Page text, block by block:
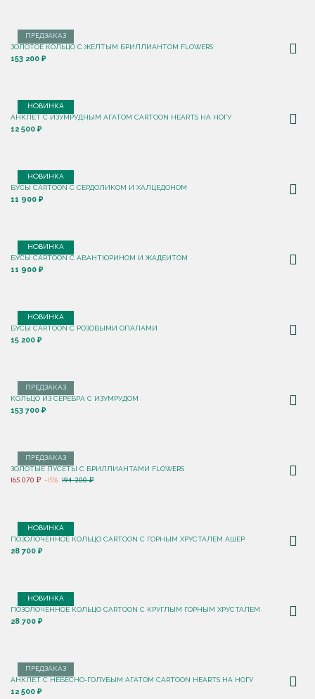
ПРЕДЗАКАЗ
ЗОЛОТОЕ КОЛЬЦО С ЖЕЛТЫМ БРИЛЛИАНТОМ FLOWERS
153 200 ₽
НОВИНКА
АНКЛЕТ С ИЗУМРУДНЫМ АГАТОМ CARTOON HEARTS НА НОГУ
12 500 ₽
НОВИНКА
БУСЫ CARTOON С СЕРДОЛИКОМ И ХАЛЦЕДОНОМ
11 900 ₽
НОВИНКА
БУСЫ CARTOON С АВАНТЮРИНОМ И ЖАДЕИТОМ
11 900 ₽
НОВИНКА
БУСЫ CARTOON С РОЗОВЫМИ ОПАЛАМИ
15 200 ₽
ПРЕДЗАКАЗ
КОЛЬЦО ИЗ СЕРЕБРА С ИЗУМРУДОМ
153 700 ₽
ПРЕДЗАКАЗ
ЗОЛОТЫЕ ПУСЕТЫ С БРИЛЛИАНТАМИ FLOWERS
165 070 ₽ -15% 194 200 ₽
НОВИНКА
ПОЗОЛОЧЕННОЕ КОЛЬЦО CARTOON C ГОРНЫМ ХРУСТАЛЕМ АШЕР
28 700 ₽
НОВИНКА
ПОЗОЛОЧЕННОЕ КОЛЬЦО CARTOON C КРУГЛЫМ ГОРНЫМ ХРУСТАЛЕМ
28 700 ₽
ПРЕДЗАКАЗ
АНКЛЕТ С НЕБЕСНО-ГОЛУБЫМ АГАТОМ CARTOON HEARTS НА НОГУ
12 500 ₽